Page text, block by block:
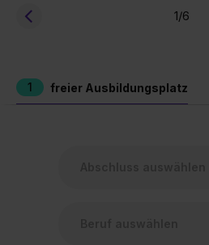
1/6
1 freier Ausbildungsplatz